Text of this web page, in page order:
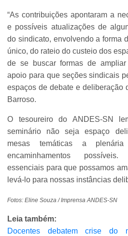
“As contribuições apontaram a
e possíveis atualizações de
do sindicato, envolvendo a forma
único, do rateio do custeio dos
de se buscar formas de
apoio para que seções sindicais
espaços de debate e deliberação
Barroso.
O tesoureiro do ANDES-SN
seminário não seja espaço
mesas temáticas a
encaminhamentos
essenciais para que possamos
levá-lo para nossas instâncias
Fotos: Eline Souza / Imprensa ANDES-SN
Leia também:
Docentes debatem crise do